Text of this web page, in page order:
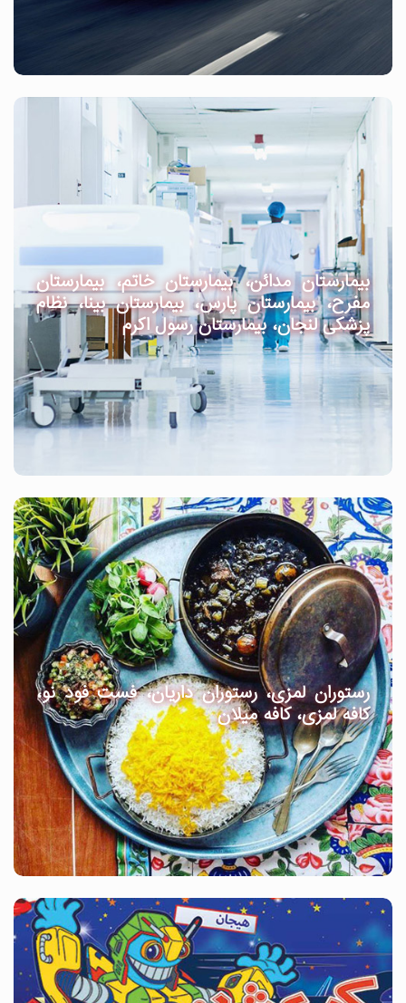
بیمارستان مدائن، بیمارستان خاتم، بیمارستان
مفرح، بیمارستان پارس، بیمارستان بینا، نظام
پزشکی لنجان، بیمارستان رسول اکرم
رستوران لمزی، رستوران داریان، فست فود نو،
کافه لمزی، کافه میلان